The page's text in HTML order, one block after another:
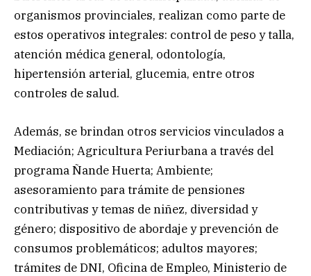
organismos provinciales, realizan como parte de
estos operativos integrales: control de peso y talla,
atención médica general, odontología,
hipertensión arterial, glucemia, entre otros
controles de salud.
Además, se brindan otros servicios vinculados a
Mediación; Agricultura Periurbana a través del
programa Ñande Huerta; Ambiente;
asesoramiento para trámite de pensiones
contributivas y temas de niñez, diversidad y
género; dispositivo de abordaje y prevención de
consumos problemáticos; adultos mayores;
trámites de DNI, Oficina de Empleo, Ministerio de